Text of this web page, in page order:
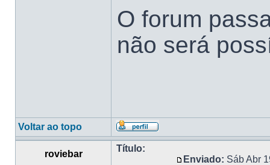
O forum
não será
Voltar ao topo
roviebar
Título:
Enviado: Sáb Abr